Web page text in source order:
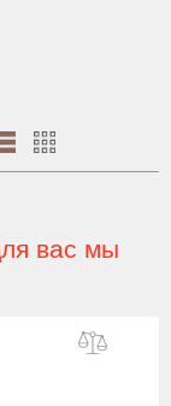
вас мы